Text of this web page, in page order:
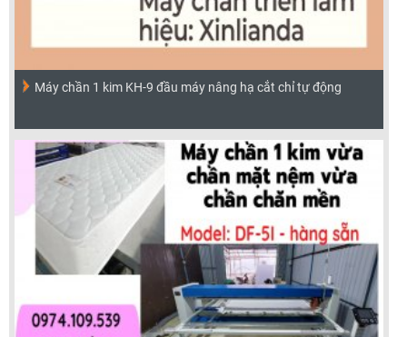
Máy chần 1 kim KH-9 đầu máy nâng hạ cắt chỉ tự động